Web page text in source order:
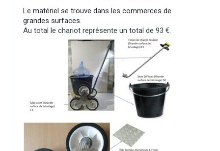
Le matériel se trouve dans les commerces de
grandes surfaces.
Au total le chariot représente un total de 93 €.